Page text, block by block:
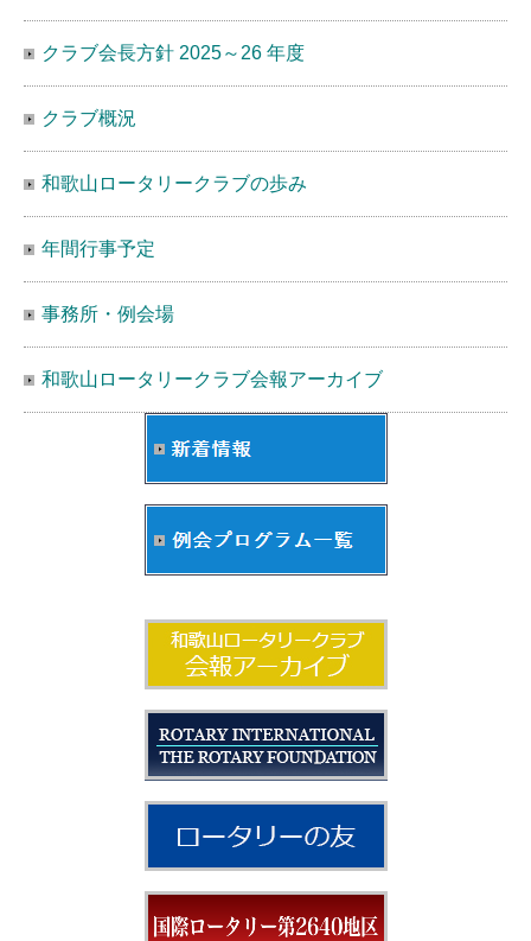
クラブ会長方針 2025～26 年度
クラブ概況
和歌山ロータリークラブの歩み
年間行事予定
事務所・例会場
和歌山ロータリークラブ会報アーカイブ